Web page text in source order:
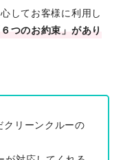
してお客様に利用し
つのお約束」があり
リーンクルーの